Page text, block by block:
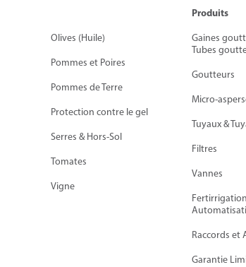
Olives (Huile)
Pommes et Poires
Pommes de Terre
Protection contre le gel
Serres & Hors-Sol
Tomates
Vigne
Produits
Gaines
Tubes
Goutteurs
Micro-
Tuyaux &
Filtres
Vannes
Raccords et
Garantie